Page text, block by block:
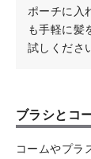
ポーチに入
も手軽に髪
試しくださ
ブラシとコ
コームやプラ